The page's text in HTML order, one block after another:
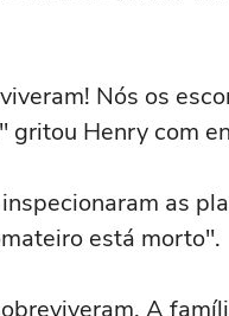
Nós os
gritou Henry com
as
está morto".
A